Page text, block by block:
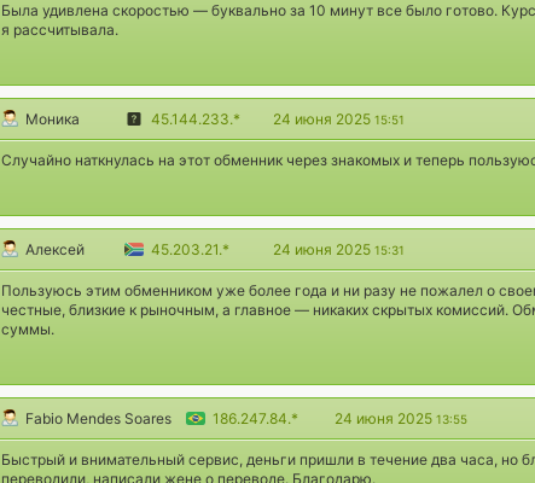
Была удивлена скоростью — буквально за 10 минут все было готово.
я рассчитывала.
Моника 45.144.233.* 24 июня 2025 15:51
Случайно наткнулась на этот обменник через знакомых и теперь
Алексей 45.203.21.* 24 июня 2025 15:31
Пользуюсь этим обменником уже более года и ни разу не пожалел о
честные, близкие к рыночным, а главное — никаких скрытых комиссий.
суммы.
Fabio Mendes Soares 186.247.84.* 24 июня 2025 13:55
Быстрый и внимательный сервис, деньги пришли в течение два часа, но
переводили, написали жене о переводе. Благодарю.